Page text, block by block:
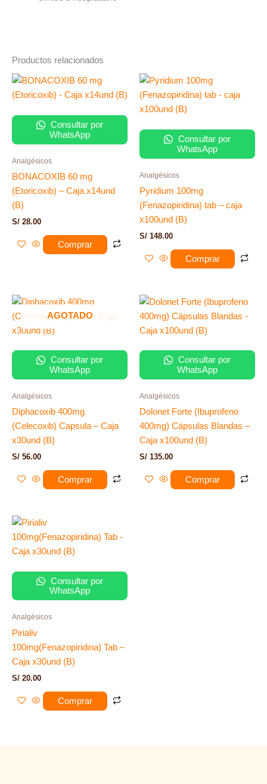
Productos relacionados
Consultar por
WhatsApp
Analgésicos
BONACOXIB 60 mg
(Etoricoxib) – Caja x14und
(B)
S/ 28.00
Comprar
Consultar por
WhatsApp
Analgésicos
Pyridium 100mg
(Fenazopiridina) tab – caja
x100und (B)
S/ 148.00
Comprar
AGOTADO
Consultar por
WhatsApp
Analgésicos
Diphacoxib 400mg
(Celecoxib) Capsula – Caja
x30und (B)
S/ 56.00
Comprar
Consultar por
WhatsApp
Analgésicos
Dolonet Forte (Ibuprofeno
400mg) Cápsulas Blandas –
Caja x100und (B)
S/ 135.00
Comprar
Consultar por
WhatsApp
Analgésicos
Pirialiv
100mg(Fenazopiridina) Tab –
Caja x30und (B)
S/ 20.00
Comprar